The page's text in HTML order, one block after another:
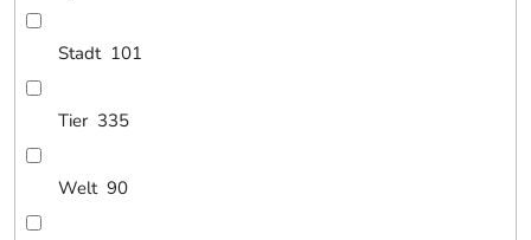
Stadt 101
Tier 335
Welt 90